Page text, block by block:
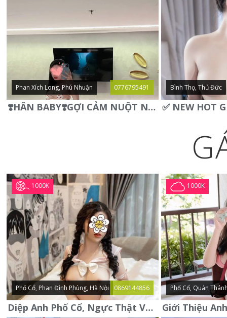
Phan Xích Long, Phú Nhuận 0776795491
❣️HÂN BABY❣️GỢI CẢM NUỘT NÀ DÁNG SON XINH XINH QUYẾN RŨ
Bình Thọ, Thủ Đức
1000K
Phố Cổ, Phan Đình Phùng, Hà Nội 0869144856
Diệp Anh Phố Cổ, Ngực Thật Vú To Thơm Tho Quyến Rũ
1000K
Phố Cổ, Quán